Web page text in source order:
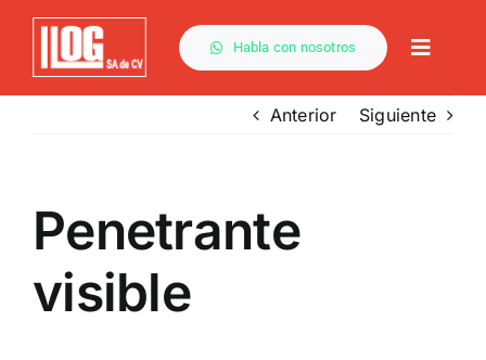
Saltar
contenido
Habla con nosotros
Toggle
Capacitación
Descargas
Anterior Siguiente
Penetrante
visible